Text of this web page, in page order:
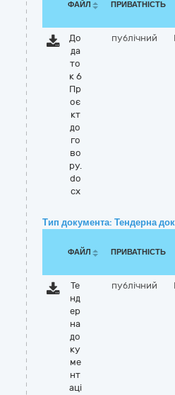
ФАЙЛ ПРИВАТНІСТЬ
До
да
то
к 6
Пр
оє
кт
до
го
во
ру.
do
cx
публічний
Тип документа: Тендерна
ФАЙЛ ПРИВАТНІСТЬ
Те
нд
ер
на
до
ку
ме
нт
аці
публічний